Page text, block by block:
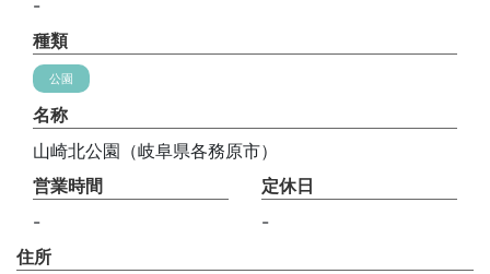
-
種類
公園
名称
山崎北公園（岐阜県各務原市）
営業時間
-
定休日
-
住所